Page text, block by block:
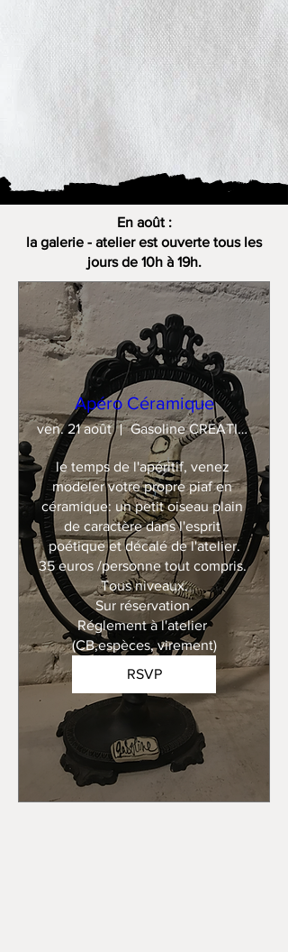
En août :
la galerie - atelier est ouverte tous les
jours de 10h à 19h.
Apéro Céramique
ven. 21 août Gasoline CREATION
le temps de l'apéritif, venez
modeler votre propre piaf en
céramique: un petit oiseau plain
de caractère dans l'esprit
poétique et décalé de l'atelier.
35 euros /personne tout compris.
Tous niveaux.
Sur réservation.
Réglement à l'atelier
(CB,espèces, virement)
RSVP